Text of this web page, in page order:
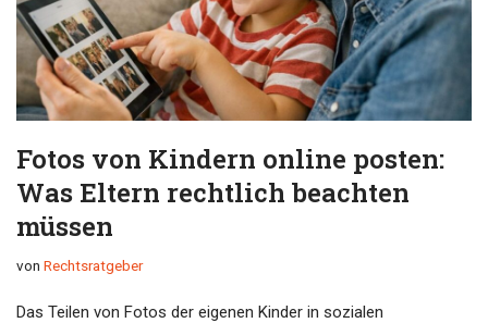
Fotos von Kindern online posten:
Was Eltern rechtlich beachten
müssen
von Rechtsratgeber
Das Teilen von Fotos der eigenen Kinder in sozialen